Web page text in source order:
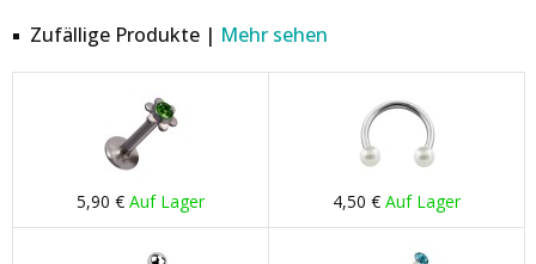
Zufällige Produkte | Mehr sehen
5,90 € Auf Lager 4,50 € Auf Lager